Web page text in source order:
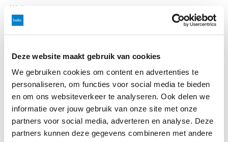
Deze website maakt gebruik van cookies
We gebruiken cookies om content en advertenties te
personaliseren, om functies voor social media te bieden
en om ons websiteverkeer te analyseren. Ook delen we
informatie over jouw gebruik van onze site met onze
partners voor social media, adverteren en analyse. Deze
partners kunnen deze gegevens combineren met andere
(*) Governance en compliance zijn veel gebruikte Engelse
termen in de ICT die
betekenen.
Hoe wij organisaties helpen
Copilot écht te laten landen
Onze adoptie‑experts zorgen dat Copilot niet alleen
technisch werkt, maar ook gedragen wordt door
medewerkers. Dat doen we met: